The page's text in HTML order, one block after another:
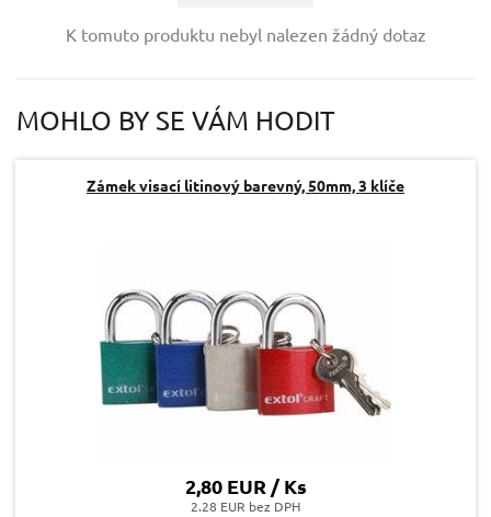
Odeslat dotaz
K tomuto produktu nebyl nalezen žádný dotaz
MOHLO BY SE VÁM HODIT
Zámek visací litinový barevný, 50mm, 3 klíče
2,80 EUR / Ks
2.28 EUR bez DPH